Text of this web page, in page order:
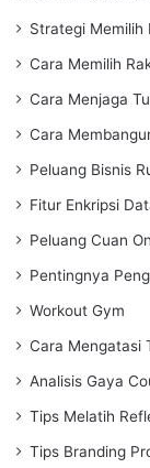
Strategi Memilih
Cara Memilih
Cara Menjaga
Cara
Peluang Bisnis
Fitur Enkripsi
Peluang Cuan
Pentingnya
Workout Gym
Cara Mengatasi
Analisis Gaya
Tips Melatih
Tips Branding